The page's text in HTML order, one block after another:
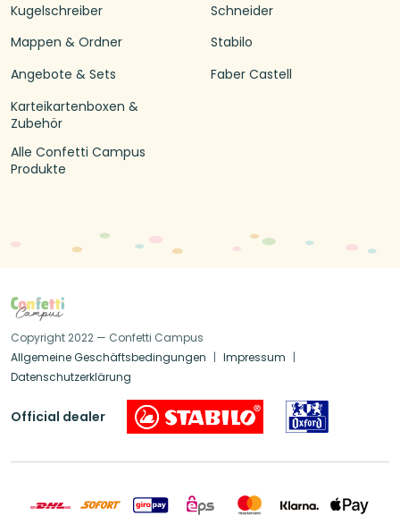
Kugelschreiber
Mappen & Ordner
Angebote & Sets
Karteikartenboxen &
Zubehör
Alle Confetti Campus
Produkte
Schneider
Stabilo
Faber Castell
Copyright 2022 — Confetti Campus
Allgemeine Geschäftsbedingungen
Impressum
Datenschutzerklärung
Official dealer